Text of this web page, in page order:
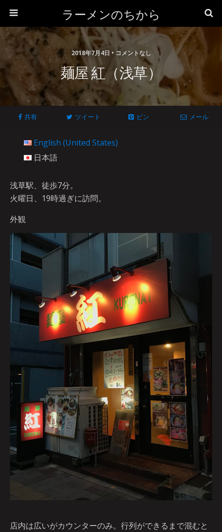
ラーメンのちから
2018年7月4日 • コメントなし
麺屋 紅（浅草）
共有 ツイート ピン メール
English (United States)
日本語
浅草駅、徒歩7分。
火曜日、19時過ぎに訪問。
外観
店内は広いがカウンターのみ。行列ができるまで混むと